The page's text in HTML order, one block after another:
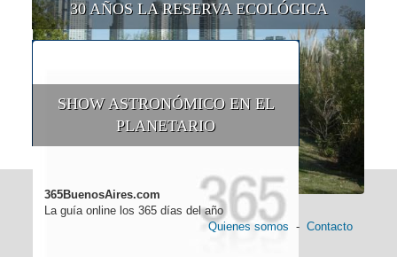
30 AÑOS LA RESERVA ECOLÓGICA
SHOW ASTRONÓMICO EN EL
PLANETARIO
365BuenosAires.com
La guía online los 365 días del año
Quienes somos - Contacto